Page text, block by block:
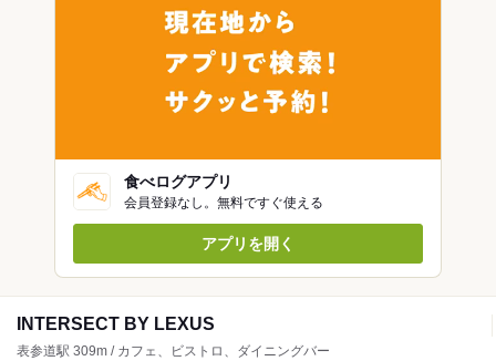
食べログアプリ
会員登録なし。無料ですぐ使える
アプリを開く
INTERSECT BY LEXUS
表参道駅 309m / カフェ、ビストロ、ダイニングバー